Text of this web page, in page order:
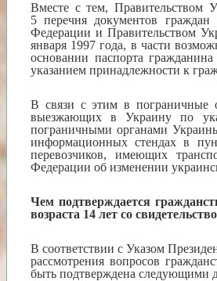
Вместе с тем, Правительством
5 перечня документов
Федерации и Правительством
января 1997 года, в части
основании паспорта
указанием принадлежности к
В связи с этим в пограничные
выезжающих в Украину по
пограничными органами
информационных стендах в
перевозчиков, имеющих
Федерации об изменении
Чем подтверждается
возраста 14 лет со
В соответствии с Указом
рассмотрения вопросов
быть подтверждена следующими